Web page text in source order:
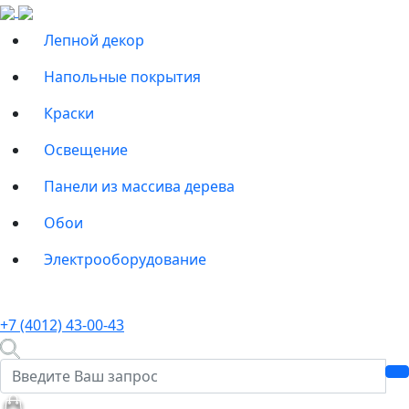
Лепной декор
Напольные покрытия
Краски
Освещение
Панели из массива дерева
Обои
Электрооборудование
+7 (4012) 43-00-43